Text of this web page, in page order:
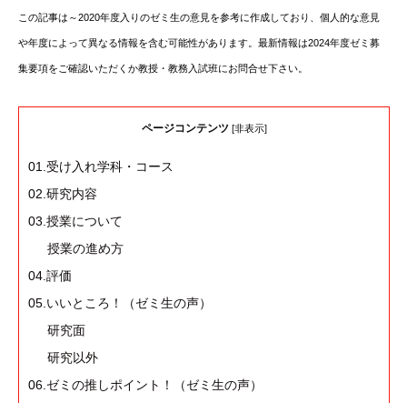
この記事は～2020年度入りのゼミ生の意見を参考に作成しており、個人的な意見
や年度によって異なる情報を含む可能性があります。最新情報は2024年度ゼミ募
集要項をご確認いただくか教授・教務入試班にお問合せ下さい。
ページコンテンツ [非表示]
01.受け入れ学科・コース
02.研究内容
03.授業について
授業の進め方
04.評価
05.いいところ！（ゼミ生の声）
研究面
研究以外
06.ゼミの推しポイント！（ゼミ生の声）